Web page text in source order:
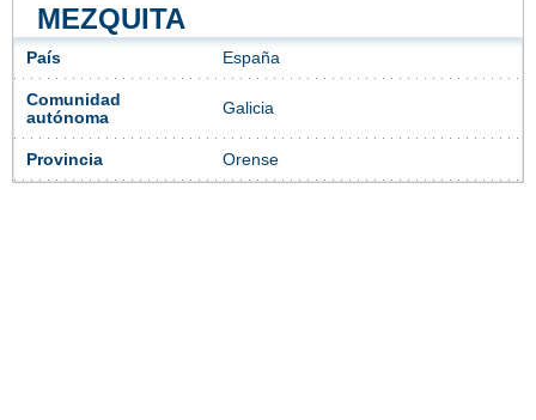
MEZQUITA
País España
Comunidad
autónoma
Galicia
Provincia Orense